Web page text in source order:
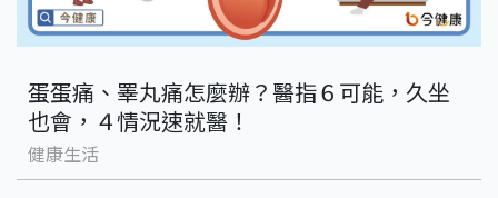
蛋蛋痛、睪丸痛怎麼辦？醫指６可能，久坐
也會，４情況速就醫！
健康生活